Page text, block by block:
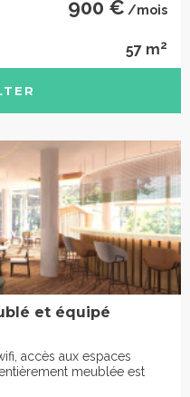
900 € /mois
57 m2
et équipé
accès aux espaces
meublée est